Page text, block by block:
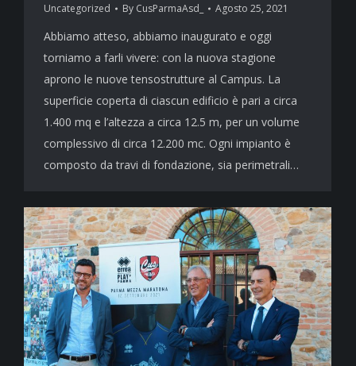
Uncategorized By CusParmaAsd_ Agosto 25, 2021
Abbiamo atteso, abbiamo inaugurato e oggi
torniamo a farli vivere: con la nuova stagione
aprono le nuove tensostrutture al Campus. La
superficie coperta di ciascun edificio è pari a circa
1.400 mq e l’altezza a circa 12.5 m, per un volume
complessivo di circa 12.200 mc. Ogni impianto è
composto da travi di fondazione, sia perimetrali…